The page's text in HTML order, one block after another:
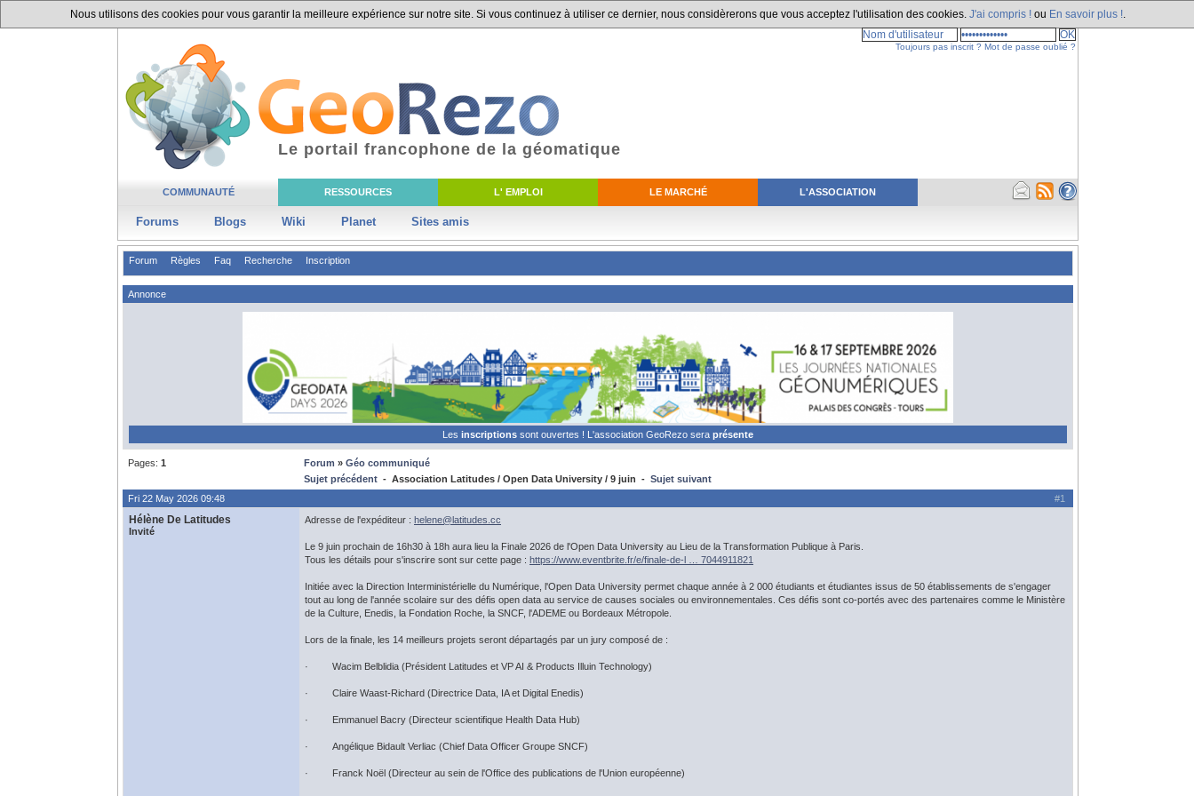
Nous utilisons des cookies pour vous garantir la meilleure expérience sur notre site. Si vous continuez à utiliser ce dernier, nous considèrerons que vous acceptez l'utilisation des cookies. J'ai compris ! ou En savoir plus !
COMMUNAUTÉ RESSOURCES L' EMPLOI LE MARCHÉ L'ASSOCIATION
Forums Blogs Wiki Planet Sites amis
Le portail francophone de la géomatique
Toujours pas inscrit ? Mot de passe oublié ?
Forum Règles Faq Recherche Inscription
Annonce
Les inscriptions sont ouvertes ! L'association GeoRezo sera présente
Pages: 1 Forum » Géo communiqué
Sujet précédent - Association Latitudes / Open Data University / 9 juin - Sujet suivant
#1
Fri 22 May 2026 09:48
Hélène De Latitudes
Invité
Adresse de l'expéditeur : helene@latitudes.cc
Le 9 juin prochain de 16h30 à 18h aura lieu la Finale 2026 de l'Open Data University au Lieu de la Transformation Publique à Paris.
Tous les détails pour s'inscrire sont sur cette page : https://www.eventbrite.fr/e/finale-de-l … 7044911821
Initiée avec la Direction Interministérielle du Numérique, l'Open Data University permet chaque année à 2 000 étudiants et étudiantes issus de 50 établissements de s'engager
tout au long de l'année scolaire sur des défis open data au service de causes sociales ou environnementales. Ces défis sont co-portés avec des partenaires comme le Ministère
de la Culture, Enedis, la Fondation Roche, la SNCF, l'ADEME ou Bordeaux Métropole.
Lors de la finale, les 14 meilleurs projets seront départagés par un jury composé de :
· Wacim Belblidia (Président Latitudes et VP AI & Products Illuin Technology)
· Claire Waast-Richard (Directrice Data, IA et Digital Enedis)
· Emmanuel Bacry (Directeur scientifique Health Data Hub)
· Angélique Bidault Verliac (Chief Data Officer Groupe SNCF)
· Franck Noël (Directeur au sein de l'Office des publications de l'Union européenne)